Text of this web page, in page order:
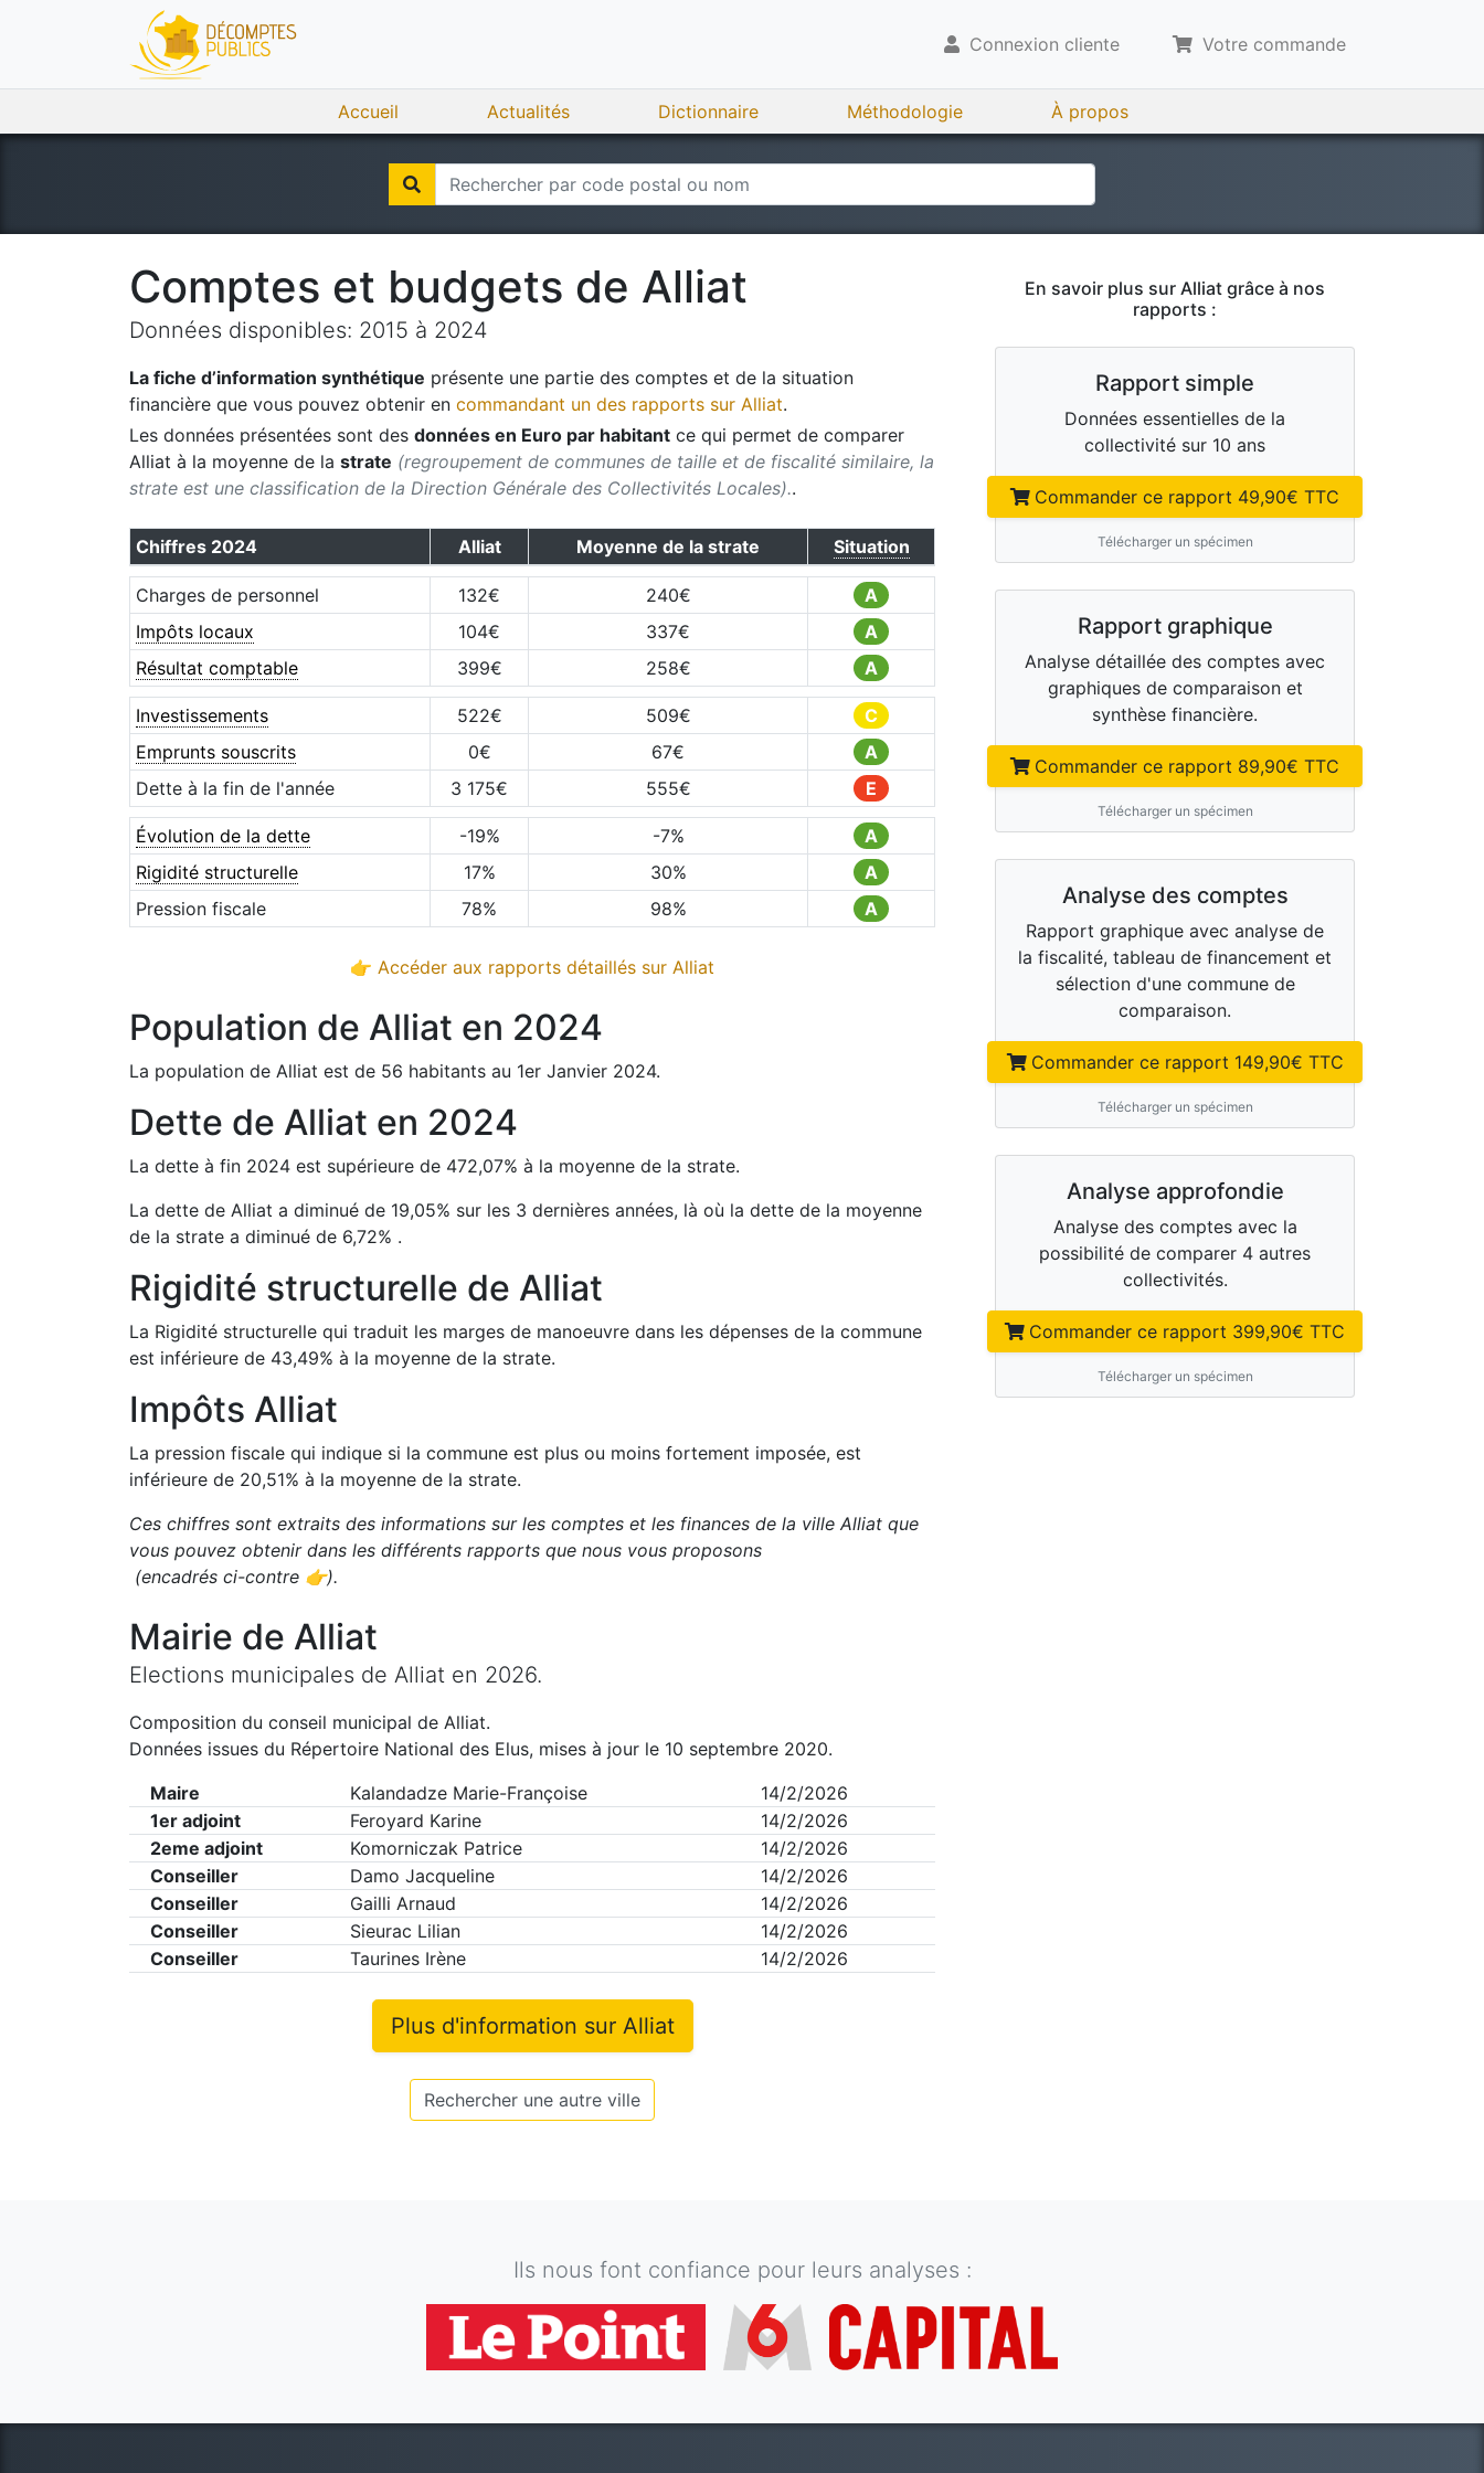
Connexion cliente Votre commande
Accueil Actualités Dictionnaire Méthodologie À propos
Comptes et budgets de Alliat
Données disponibles: 2015 à 2024
La fiche d’information synthétique présente une partie des comptes et de la situation
financière que vous pouvez obtenir en commandant un des rapports sur Alliat.
Les données présentées sont des données en Euro par habitant ce qui permet de comparer
Alliat à la moyenne de la strate (regroupement de communes de taille et de fiscalité similaire, la
strate est une classification de la Direction Générale des Collectivités Locales)..
Chiffres 2024 Alliat Moyenne de la strate Situation
Charges de personnel 132€ 240€
A
Impôts locaux
104€ 337€
A
Résultat comptable
399€ 258€ A
Investissements 522€ 509€
C
Emprunts souscrits
0€ 67€
A
Dette à la fin de l'année
3 175€ 555€ E
Évolution de la dette -19% -7%
A
Rigidité structurelle
17% 30%
A
Pression fiscale
78% 98% A
👉 Accéder aux rapports détaillés sur Alliat
Population de Alliat en 2024
La population de Alliat est de 56 habitants au 1er Janvier 2024.
Dette de Alliat en 2024
La dette à fin 2024 est supérieure de 472,07% à la moyenne de la strate.
La dette de Alliat a diminué de 19,05% sur les 3 dernières années, là où la dette de la moyenne
de la strate a diminué de 6,72% .
Rigidité structurelle de Alliat
La Rigidité structurelle qui traduit les marges de manoeuvre dans les dépenses de la commune
est inférieure de 43,49% à la moyenne de la strate.
Impôts Alliat
La pression fiscale qui indique si la commune est plus ou moins fortement imposée, est
inférieure de 20,51% à la moyenne de la strate.
Ces chiffres sont extraits des informations sur les comptes et les finances de la ville Alliat que
vous pouvez obtenir dans les différents rapports que nous vous proposons
(encadrés ci-contre 👉).
Mairie de Alliat
Elections municipales de Alliat en 2026.
Composition du conseil municipal de Alliat.
Données issues du Répertoire National des Elus, mises à jour le 10 septembre 2020.
Maire
Kalandadze Marie-Françoise
14/2/2026
1er adjoint
Feroyard Karine
14/2/2026
2eme adjoint
Komorniczak Patrice
14/2/2026
Conseiller
Damo Jacqueline
14/2/2026
Conseiller
Gailli Arnaud
14/2/2026
Conseiller
Sieurac Lilian
14/2/2026
Conseiller
Taurines Irène 14/2/2026
Plus d'information sur Alliat
Rechercher une autre ville
En savoir plus sur Alliat grâce à nos
rapports :
Rapport simple
Données essentielles de la
collectivité sur 10 ans
Commander ce rapport 49,90€ TTC
Télécharger un spécimen
Rapport graphique
Analyse détaillée des comptes avec
graphiques de comparaison et
synthèse financière.
Commander ce rapport 89,90€ TTC
Télécharger un spécimen
Analyse des comptes
Rapport graphique avec analyse de
la fiscalité, tableau de financement et
sélection d'une commune de
comparaison.
Commander ce rapport 149,90€ TTC
Télécharger un spécimen
Analyse approfondie
Analyse des comptes avec la
possibilité de comparer 4 autres
collectivités.
Commander ce rapport 399,90€ TTC
Télécharger un spécimen
Ils nous font confiance pour leurs analyses :